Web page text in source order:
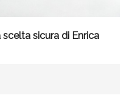
sicura di Enrica